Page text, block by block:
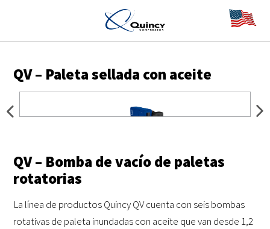
QV – Paleta sellada con aceite
QV – Bomba de vacío de paletas
rotatorias
La línea de productos Quincy QV cuenta con seis bombas
rotativas de paleta inundadas con aceite que van desde 1,2